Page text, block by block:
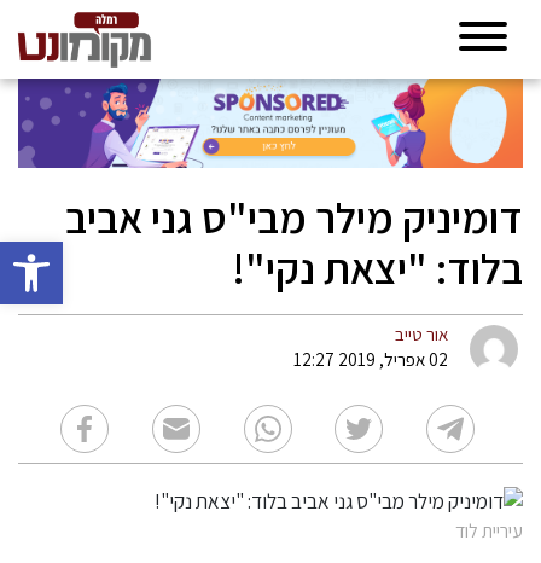
פתח
דומיניק מילר מבי"ס גני אביב
בלוד: "יצאת נקי"!
אור טייב
02 אפריל, 2019 12:27
עיריית לוד